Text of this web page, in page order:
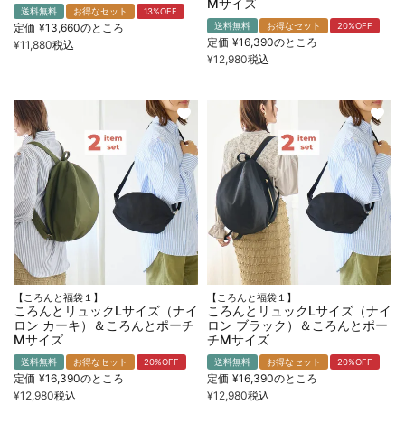
送料無料 お得なセット 13%OFF
定価 ¥13,660のところ
¥11,880税込
Mサイズ
送料無料 お得なセット 20%OFF
定価 ¥16,390のところ
¥12,980税込
【ころんと福袋１】
ころんとリュックLサイズ（ナイ
ロン カーキ）＆ころんとポーチ
Mサイズ
送料無料 お得なセット 20%OFF
定価 ¥16,390のところ
¥12,980税込
【ころんと福袋１】
ころんとリュックLサイズ（ナイ
ロン ブラック）＆ころんとポー
チMサイズ
送料無料 お得なセット 20%OFF
定価 ¥16,390のところ
¥12,980税込